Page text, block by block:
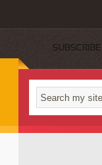
SUBSCRIBE